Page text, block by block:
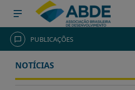
HOME
INSTITUCIONAL
PUBLICAÇÕES
NOTÍCIAS